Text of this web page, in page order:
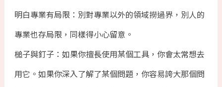
明白專業有局限：別對專業以外的領域撈過界，別人的
專業也存局限，同樣得小心留意。
槌子與釘子：如果你擅長使用某個工具，你會太常想去
用它。如果你深入了解了某個問題，你容易誇大那個問